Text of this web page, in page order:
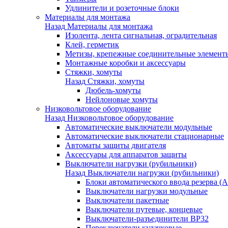
Удлинители и розеточные блоки
Материалы для монтажа
Назад Материалы для монтажа
Изолента, лента сигнальная, оградительная
Клей, герметик
Метизы, крепежные соединительные
Монтажные коробки и аксессуары
Стяжки, хомуты
Назад Стяжки, хомуты
Дюбель-хомуты
Нейлоновые хомуты
Низковольтовое оборудование
Назад Низковольтовое оборудование
Автоматические выключатели модульные
Автоматические выключатели стационарные
Автоматы защиты двигателя
Аксессуары для аппаратов защиты
Выключатели нагрузки (рубильники)
Назад Выключатели нагрузки (рубильники)
Блоки автоматического ввода резерва
Выключатели нагрузки модульные
Выключатели пакетные
Выключатели путевые, концевые
Выключатели-разъединители ВР32